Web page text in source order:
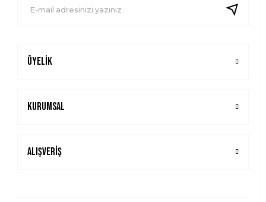
Üyelik
Kurumsal
Alışveriş